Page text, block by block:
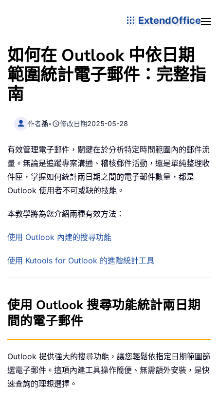
ExtendOffice
如何在 Outlook 中依日期
範圍統計電子郵件：完整指
南
作者孫• 修改日期2025-05-28
有效管理電子郵件，關鍵在於分析特定時間範圍內的郵件流
量。無論是追蹤專案溝通、稽核郵件活動，還是單純整理收
件匣，掌握如何統計兩日期之間的電子郵件數量，都是
Outlook 使用者不可或缺的技能。
本教學將為您介紹兩種有效方法：
使用 Outlook 內建的搜尋功能
使用 Kutools for Outlook 的進階統計工具
使用 Outlook 搜尋功能統計兩日期
間的電子郵件
Outlook 提供強大的搜尋功能，讓您輕鬆依指定日期範圍篩
選電子郵件。這項內建工具操作簡便、無需額外安裝，是快
速查詢的理想選擇。